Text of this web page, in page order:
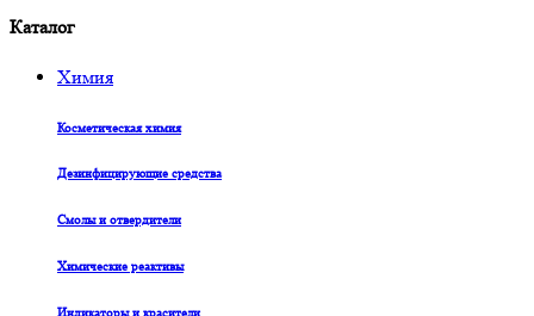
Каталог
Химия
Косметическая химия
Дезинфицирующие средства
Смолы и отвердители
Химические реактивы